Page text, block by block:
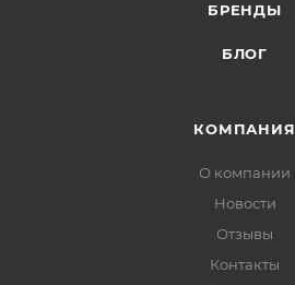
БРЕНДЫ
БЛОГ
КОМПАНИЯ
О компании
Новости
Отзывы
Контакты